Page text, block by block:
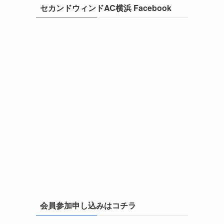
セカンドウィンドAC横浜 Facebook
会員参加申し込みはコチラ